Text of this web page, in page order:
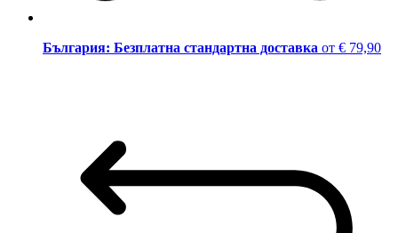
България: Безплатна стандартна доставка от € 79,90